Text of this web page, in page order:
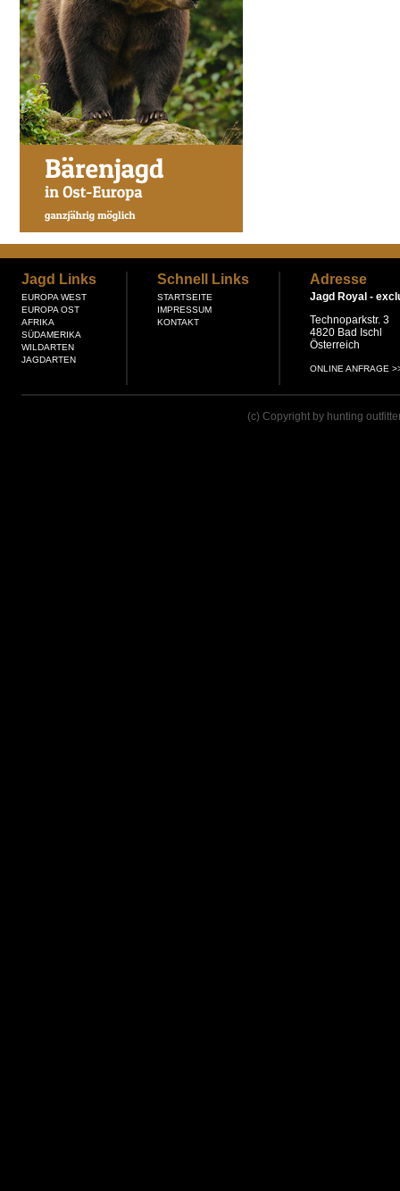
Jagd Links
EUROPA WEST
EUROPA OST
AFRIKA
SÜDAMERIKA
WILDARTEN
JAGDARTEN
Schnell Links
STARTSEITE
IMPRESSUM
KONTAKT
Adresse
Jagd Royal -
Technoparkstr. 3
4820 Bad Ischl
Österreich
ONLINE ANFRAGE
(c) Copyright by hunting